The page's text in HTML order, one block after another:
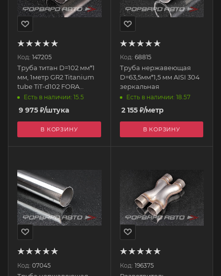
Код: 147205
Труба титан D=102 мм*1
мм, 1метр GR2 Titanium
tube TiT-d102 FORA
TITANIUM
Есть в наличии: 15.5
9 975 ₽/штука
В КОРЗИНУ
Код: 68815
Труба нержавеющая
D=63,5мм*1,5 мм AISI 304
зеркальная
Есть в наличии: 18.57
2 155₽/метр
В КОРЗИНУ
Код: 07045 Код: 196375